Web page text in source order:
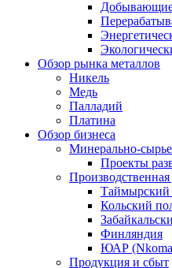
Обзор рынка металлов
Никель
Медь
Палладий
Платина
Обзор бизнеса
Минерально-
Проекты
Производственная
Таймырский
Кольский
Финляндия
ЮАР
Продукция и сбыт